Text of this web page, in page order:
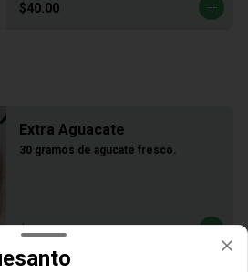
$40.00
Extra Aguacate
30 gramos de agucate fresco.
$25.00